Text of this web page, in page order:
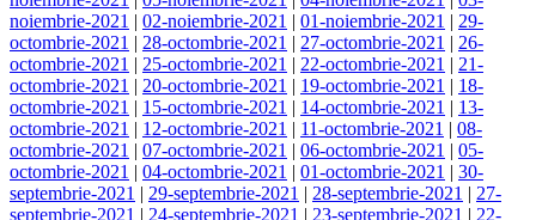
noiembrie-2021 | 02-noiembrie-2021 | 01-noiembrie-2021 | 29-
octombrie-2021 | 28-octombrie-2021 | 27-octombrie-2021 | 26-
octombrie-2021 | 25-octombrie-2021 | 22-octombrie-2021 | 21-
octombrie-2021 | 20-octombrie-2021 | 19-octombrie-2021 | 18-
octombrie-2021 | 15-octombrie-2021 | 14-octombrie-2021 | 13-
octombrie-2021 | 12-octombrie-2021 | 11-octombrie-2021 | 08-
octombrie-2021 | 07-octombrie-2021 | 06-octombrie-2021 | 05-
octombrie-2021 | 04-octombrie-2021 | 01-octombrie-2021 | 30-
septembrie-2021 | 29-septembrie-2021 | 28-septembrie-2021 | 27-
septembrie-2021 | 24-septembrie-2021 | 23-septembrie-2021 | 22-